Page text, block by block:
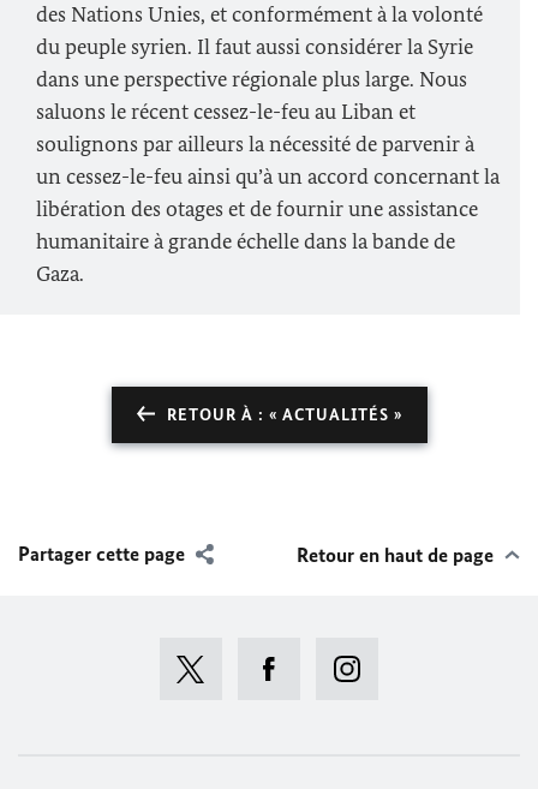
des Nations Unies, et conformément à la volonté
du peuple syrien. Il faut aussi considérer la Syrie
dans une perspective régionale plus large. Nous
saluons le récent cessez-le-feu au Liban et
soulignons par ailleurs la nécessité de parvenir à
un cessez-le-feu ainsi qu’à un accord concernant la
libération des otages et de fournir une assistance
humanitaire à grande échelle dans la bande de
Gaza.
RETOUR À : « ACTUALITÉS »
Partager cette page Retour en haut de page